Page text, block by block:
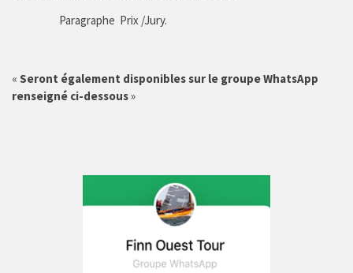
Paragraphe Prix /Jury.
« Seront également disponibles sur le groupe WhatsApp
renseigné ci-dessous»